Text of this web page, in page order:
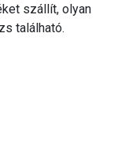
szállít, olyan
található.